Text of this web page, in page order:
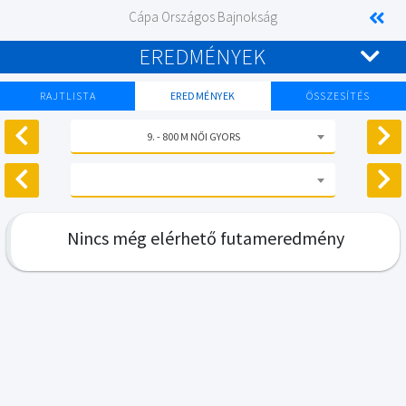
Cápa Országos Bajnokság
EREDMÉNYEK
RAJTLISTA EREDMÉNYEK ÖSSZESÍTÉS
9. - 800 M NŐI GYORS
Nincs még elérhető futameredmény